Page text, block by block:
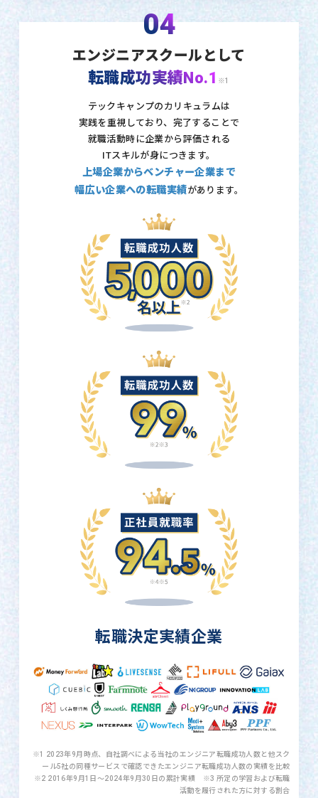
04
エンジニアスクールとして
転職成功実績No.1 ※1
テックキャンプのカリキュラムは
実践を重視しており、 完了することで
就職活動時に企業から評価される
ITスキルが身につきます。
上場企業からベンチャー企業まで
幅広い企業への転職実績があります。
転職決定実績企業
※1 2023年9月時点、自社調べによる当社のエンジニア転職成功人数と他スク
ール5社の同種サービスで確認できたエンジニア転職成功人数の実績を比較
※2 2016年9月1日〜2024年9月30日の累計実績 ※3 所定の学習および転職
活動を履行された方に対する割合